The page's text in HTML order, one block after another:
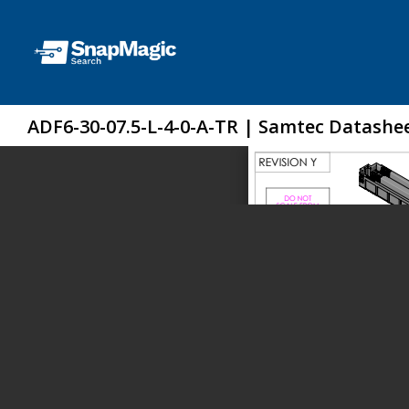
ADF6-30-07.5-L-4-0-A-TR | Samtec